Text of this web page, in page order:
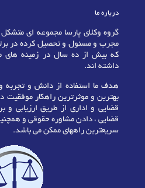
درباره ما
گروه وکلای پارسا مجموعه ای
مجرب و مسئول و تحصیل کرده در
که بیش از ده سال در زمینه های
داشته اند.
هدف ما استفاده از دانش و تجربه
بهترین و موثرترین راهکار
قضایی و اداری از طریق ارزیابی و
قضایی ، دادن مشاوره حقوقی و
سریعترین راههای ممکن می باشد.